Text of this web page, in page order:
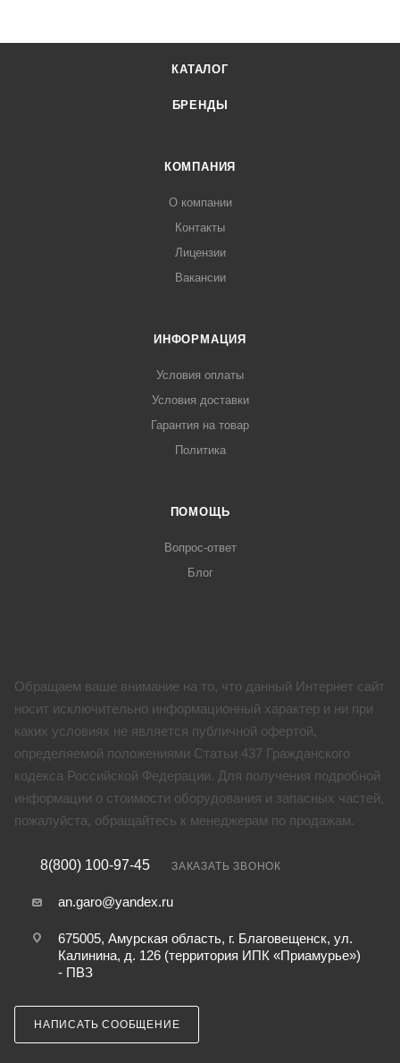
КАТАЛОГ
БРЕНДЫ
КОМПАНИЯ
О компании
Контакты
Лицензии
Вакансии
ИНФОРМАЦИЯ
Условия оплаты
Условия доставки
Гарантия на товар
Политика
ПОМОЩЬ
Вопрос-ответ
Блог
Обращаем ваше внимание на то, что данный Интернет сайт
носит исключительно информационный характер и ни при
каких условиях не является публичной офертой,
определяемой положениями Статьи 437 Гражданского
кодекса Российской Федерации. Для получения подробной
информации о стоимости оборудования и запасных частей,
пожалуйста, обращайтесь к менеджерам по продажам.
8(800) 100-97-45 ЗАКАЗАТЬ ЗВОНОК
an.garo@yandex.ru
675005, Амурская область, г. Благовещенск, ул.
Калинина, д. 126 (территория ИПК «Приамурье»)
- ПВЗ
НАПИСАТЬ СООБЩЕНИЕ